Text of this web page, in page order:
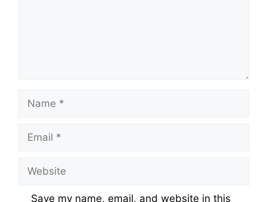
Save my name, email, and website in this